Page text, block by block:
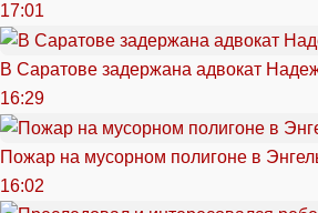
17:01
В Саратове задержана адвокат
16:29
Пожар на мусорном полигоне в
16:02